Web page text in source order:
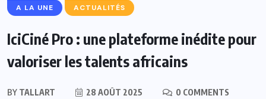
A LA UNE ACTUALITÉS
IciCiné Pro : une plateforme inédite pour
valoriser les talents africains
BY TALLART 28 AOÛT 2025
0 COMMENTS